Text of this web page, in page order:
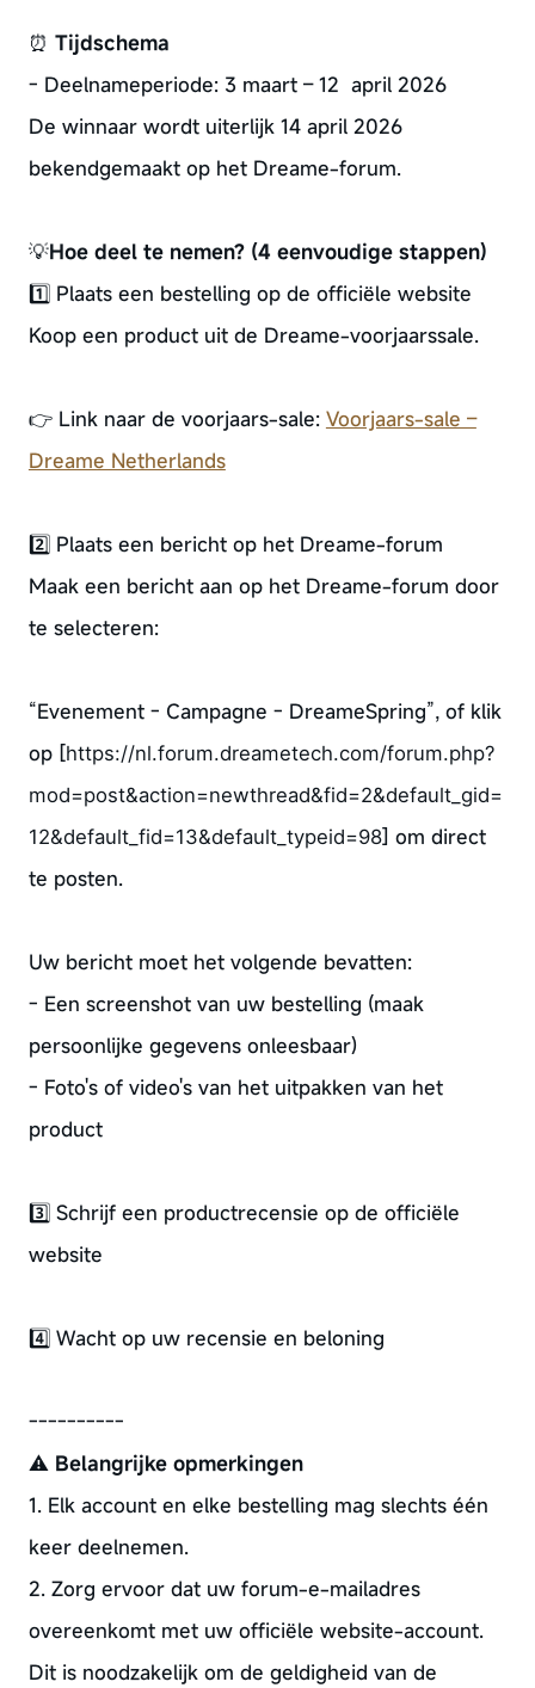
⏰ Tijdschema
- Deelnameperiode: 3 maart– 12 april 2026
De winnaar wordt uiterlijk 14 april2026
bekendgemaakt op het Dreame-forum.
💡Hoe deel te nemen? (4 eenvoudige stappen)
1️⃣ Plaats een bestelling op de officiële website
Koop een product uit de Dreame-voorjaarssale.
👉 Link naar de voorjaars-sale: Voorjaars-sale –
Dreame Netherlands
2️⃣ Plaats een bericht op het Dreame-forum
Maak een bericht aan op het Dreame-forum door
te selecteren:
“Evenement - Campagne - DreameSpring”, of klik
op [https://nl.forum.dreametech.com/forum.php?
mod=post&action=newthread&fid=2&default_gid=
12&default_fid=13&default_typeid=98] om direct
te posten.
Uw bericht moet het volgende bevatten:
- Een screenshot van uw bestelling (maak
persoonlijke gegevens onleesbaar)
- Foto's of video's van het uitpakken van het
product
3️⃣ Schrijf een productrecensie op de officiële
website
4️⃣ Wacht op uw recensie en beloning
----------
⚠️ Belangrijke opmerkingen
1. Elk account en elke bestelling mag slechts één
keer deelnemen.
2. Zorg ervoor dat uw forum-e-mailadres
overeenkomt met uw officiële website-account.
Dit is noodzakelijk om de geldigheid van de